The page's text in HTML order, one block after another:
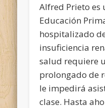
Alfred Prieto es
Educación
hospitalizado
insuficiencia
salud requiere
prolongado de
le impedirá
clase. Hasta